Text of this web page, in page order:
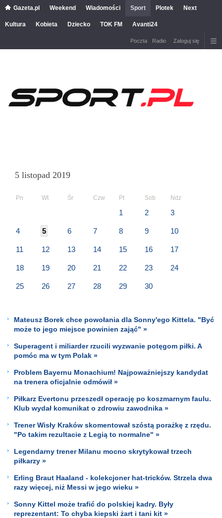
Gazeta.pl Weekend Wiadomości Sport Plotek Next
Kultura Kobieta Dziecko TOK FM Avanti24
Poczta Radio Zaloguj się
5 listopad 2019
Pn Wt Śr Czw Pt Sob Ndz
1 2 3
4 5 6 7 8 9 10
11 12 13 14 15 16 17
18 19 20 21 22 23 24
25 26 27 28 29 30
Mateusz Borek chce powołania dla Sonny'ego Kittela. "Być
może to jego miejsce powinien zająć" »
Superagent i miliarder rzucili wyzwanie potęgom piłki. A
pomóc ma w tym Polak »
Problem Bayernu Monachium! Najpoważniejszy kandydat
na trenera oficjalnie odmówił »
Piłkarz Evertonu przeszedł operację po koszmarnym faulu.
Klub wydał komunikat o zdrowiu zawodnika »
Trener Wisły Kraków skomentował szóstą porażkę z rzędu.
"Po takim rezultacie z Legią to normalne" »
Legendarny trener Milanu mocno skrytykował trzech
piłkarzy »
Erling Braut Haaland - kolekcjoner hat-tricków. Strzela dwa
razy więcej, niż Messi w jego wieku »
Sonny Kittel może trafić do polskiej kadry. Były
reprezentant: To chyba kiepski żart i tani kit »